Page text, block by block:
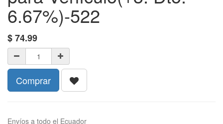
6.67%)-522
$74.99
Comprar
Envíos a todo el Ecuador